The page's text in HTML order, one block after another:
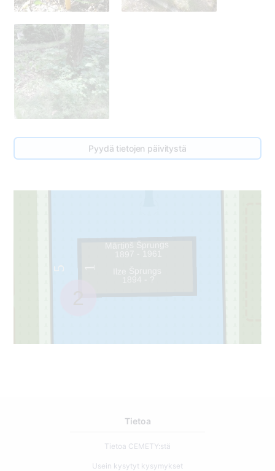
Pyydä tietojen päivitystä
5
Mārtiņš Šprungs
Tietoa
Tietoa CEMETY:stä
Usein kysytyt kysymykset